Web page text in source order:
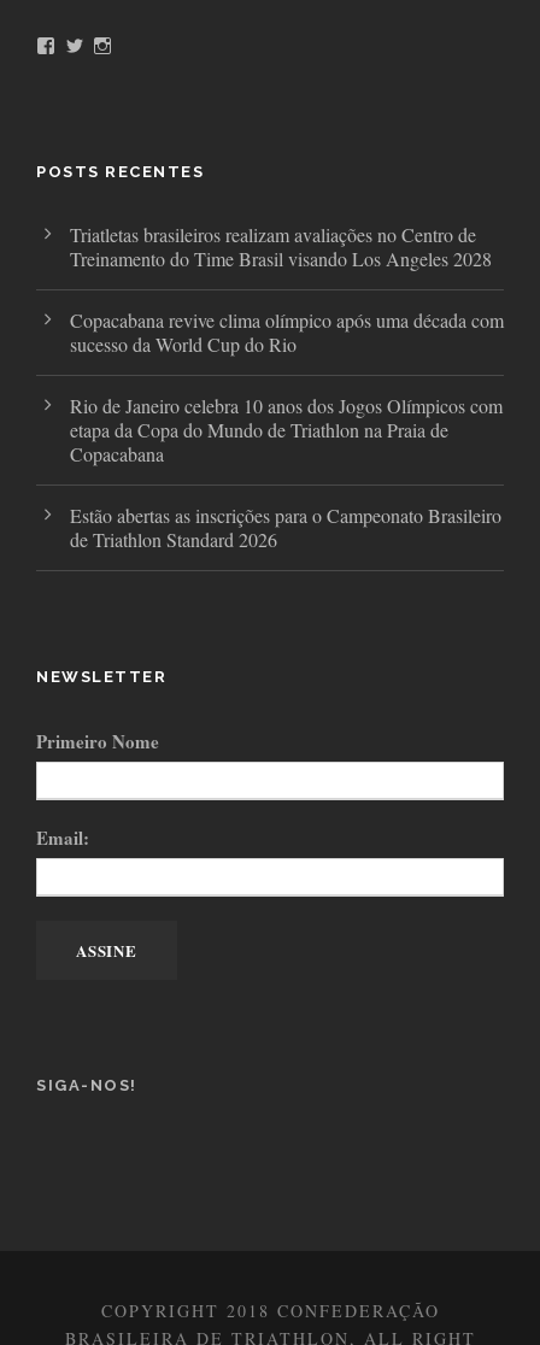
k
T
a
POSTS RECENTES
Triatletas brasileiros realizam avaliações no Centro de
Treinamento do Time Brasil visando Los Angeles 2028
Copacabana revive clima olímpico após uma década com
sucesso da World Cup do Rio
Rio de Janeiro celebra 10 anos dos Jogos Olímpicos com
etapa da Copa do Mundo de Triathlon na Praia de
Copacabana
Estão abertas as inscrições para o Campeonato Brasileiro
de Triathlon Standard 2026
NEWSLETTER
Primeiro Nome
Email:
SIGA-NOS!
COPYRIGHT 2018 CONFEDERAÇÃO
BRASILEIRA DE TRIATHLON, ALL RIGHT